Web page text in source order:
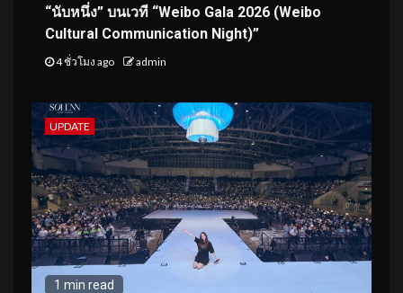
“นับหนึ่ง” บนเวที “Weibo Gala 2026 (Weibo
Cultural Communication Night)”
4 ชั่วโมง ago admin
UPDATE
1 min read